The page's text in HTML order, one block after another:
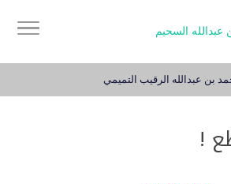
بن عبدالله الرقيب التميمي
!